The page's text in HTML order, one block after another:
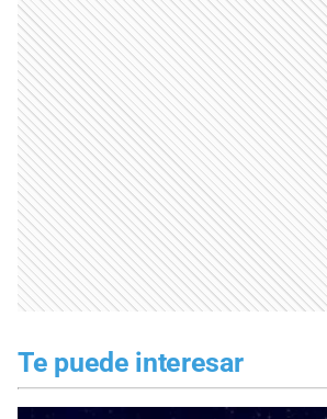
Te puede interesar